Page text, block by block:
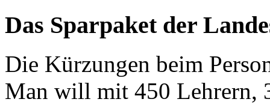
Das Sparpaket der
Die Kürzungen beim
Man will mit 450 Lehrern,